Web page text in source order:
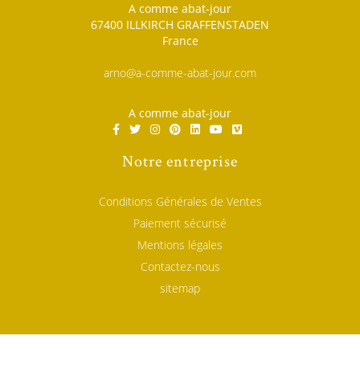
A comme abat-jour
67400 ILLKIRCH GRAFFENSTADEN
France
arno@a-comme-abat-jour.com
A comme abat-jour
Notre entreprise
Conditions Générales de Ventes
Paiement sécurisé
Mentions légales
Contactez-nous
sitemap